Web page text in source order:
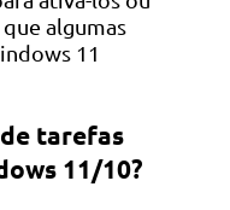
algumas
11
tarefas
11/10?